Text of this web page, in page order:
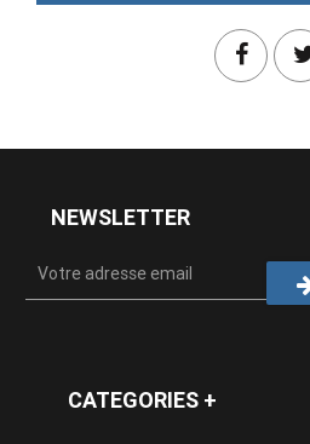
NEWSLETTER
CATEGORIES +